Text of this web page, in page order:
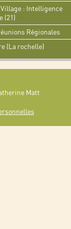
: Intelligence
(21)
Régionales
(La rochelle)
Matt